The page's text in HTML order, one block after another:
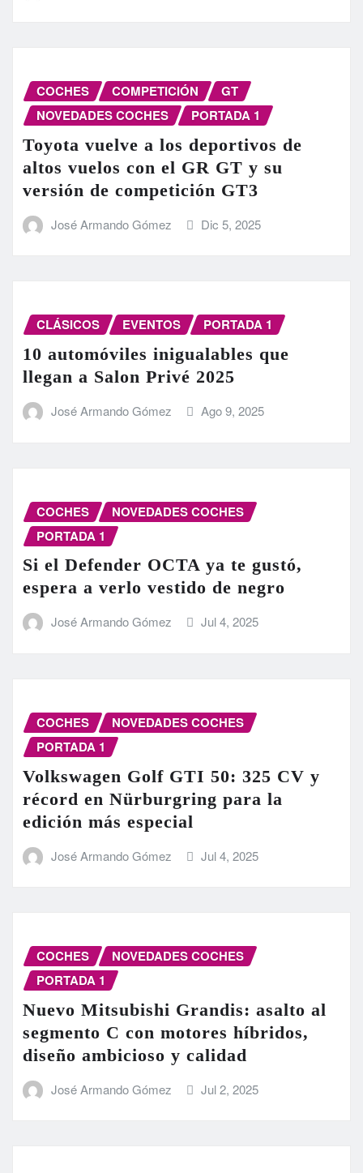
COCHES COMPETICIÓN
GT
NOVEDADES COCHES
PORTADA 1
Toyota vuelve a los deportivos de
altos vuelos con el GR GT y su
versión de competición GT3
José Armando Gómez Dic 5, 2025
CLÁSICOS EVENTOS PORTADA 1
10 automóviles inigualables que
llegan a Salon Privé 2025
José Armando Gómez Ago 9, 2025
COCHES
NOVEDADES COCHES
PORTADA 1
Si el Defender OCTA ya te gustó,
espera a verlo vestido de negro
José Armando Gómez Jul 4, 2025
COCHES
NOVEDADES COCHES
PORTADA 1
Volkswagen Golf GTI 50: 325 CV y
récord en Nürburgring para la
edición más especial
José Armando Gómez Jul 4, 2025
COCHES
NOVEDADES COCHES
PORTADA 1
Nuevo Mitsubishi Grandis: asalto al
segmento C con motores híbridos,
diseño ambicioso y calidad
José Armando Gómez Jul 2, 2025